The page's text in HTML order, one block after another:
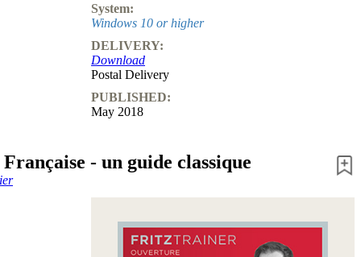
System:
Windows 10 or higher
DELIVERY:
Download
Postal Delivery
PUBLISHED:
May 2018
- un guide classique